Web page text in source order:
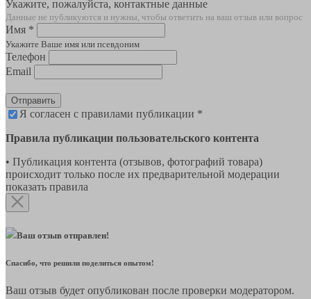
Укажите, пожалуйста, контактные данные
Данные не публикуются и нужны, чтобы ответить на ваш отзыв или вопрос
Имя *
Укажите Ваше имя или псевдоним
Телефон
Email
Отправить
Я согласен с правилами публикации *
Правила публикации пользовательского контента
• Публикация контента (отзывов, фотографий товара)
происходит только после их предварительной модерации
показать правила
Ваш отзыв отправлен!
Спасибо, что решили поделиться опытом!
Ваш отзыв будет опубликован после проверки модератором.